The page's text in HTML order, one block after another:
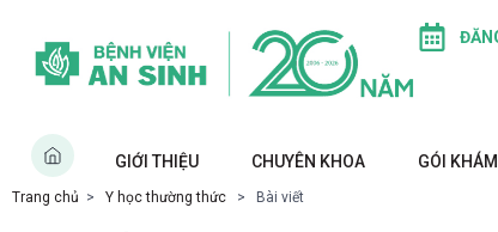
GIỚI THIỆU CHUYÊN KHOA GÓI KHÁM
Trang chủ > Y học thường thức > Bài viết